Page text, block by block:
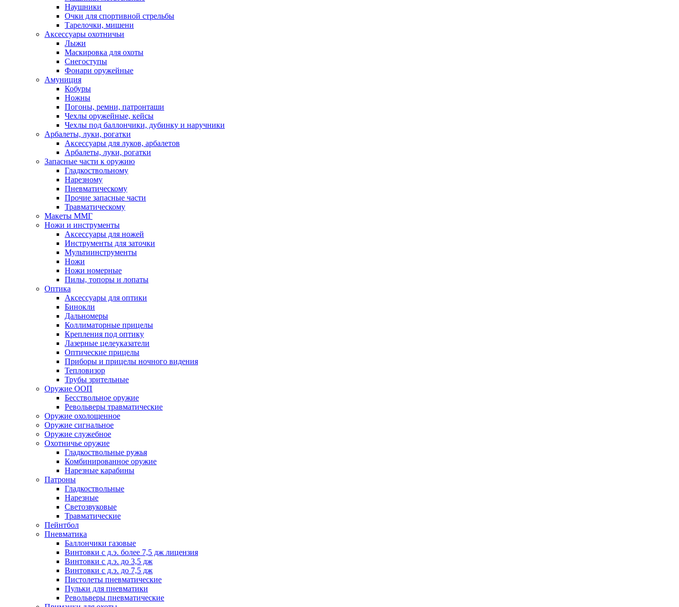
Наушники
Очки для спортивной стрельбы
Тарелочки, мишени
Аксессуары охотничьи
Лыжи
Маскировка для охоты
Снегоступы
Фонари оружейные
Амуниция
Кобуры
Ножны
Погоны, ремни, патронташи
Чехлы оружейные, кейсы
Чехлы под баллончики, дубинку и наручники
Арбалеты, луки, рогатки
Аксессуары для луков, арбалетов
Арбалеты, луки, рогатки
Запасные части к оружию
Гладкоствольному
Нарезному
Пневматическому
Прочие запасные части
Травматическому
Макеты ММГ
Ножи и инструменты
Аксессуары для ножей
Инструменты для заточки
Мультиинструменты
Ножи
Ножи номерные
Пилы, топоры и лопаты
Оптика
Аксессуары для оптики
Бинокли
Дальномеры
Коллиматорные прицелы
Крепления под оптику
Лазерные целеуказатели
Оптические прицелы
Приборы и прицелы ночного видения
Тепловизор
Трубы зрительные
Оружие ООП
Бесствольное оружие
Револьверы травматические
Оружие охолощенное
Оружие сигнальное
Оружие служебное
Охотничье оружие
Гладкоствольные ружья
Комбинированное оружие
Нарезные карабины
Патроны
Гладкоствольные
Нарезные
Светозвуковые
Травматические
Пейнтбол
Пневматика
Баллончики газовые
Винтовки с д.э. более 7,5 дж лицензия
Винтовки с д.э. до 3,5 дж
Винтовки с д.э. до 7,5 дж
Пистолеты пневматические
Пульки для пневматики
Револьверы пневматические